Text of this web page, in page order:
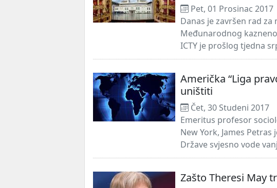
Pet, 01 Prosinac 2017
Danas je završen rad
Međunarodnog
ICTY je prošlog tjedna
Američka “Liga
uništiti
Čet, 30 Studeni 2017
Emeritus profesor
New York, James
Države svjesno vode
Zašto Theresi May